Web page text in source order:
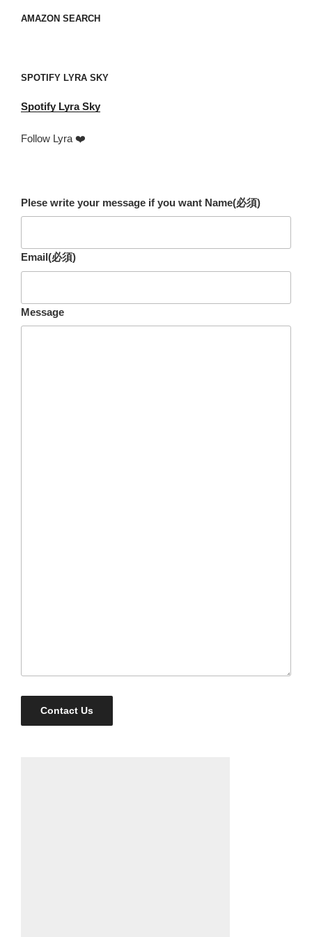
your
AMAZON SEARCH
SPOTIFY LYRA SKY
Spotify Lyra Sky
Follow Lyra ❤️
Plese write your message if you want Name(必須)
Email(必須)
Message
Contact Us